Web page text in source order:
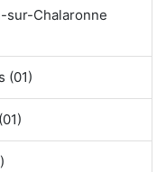
sur-Chalaronne
(01)